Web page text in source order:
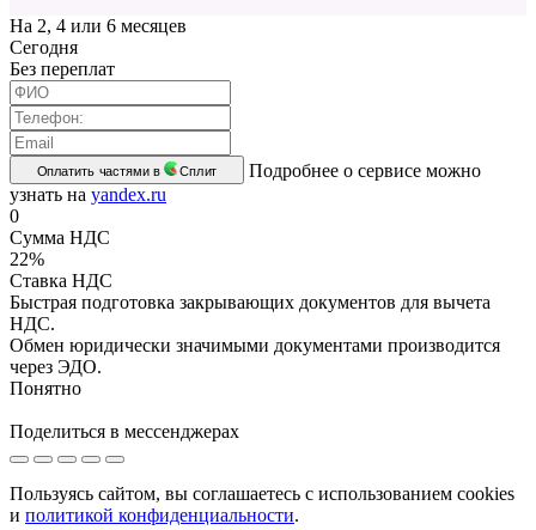
На 2, 4 или 6 месяцев
Cегодня
Без переплат
Оплатить частями в Сплит
Подробнее о сервисе можно
узнать на yandex.ru
0
Сумма НДС
22%
Ставка НДС
Быстрая подготовка закрывающих документов для вычета
НДС.
Обмен юридически значимыми документами производится
через ЭДО.
Понятно
Поделиться в мессенджерах
Пользуясь сайтом, вы соглашаетесь с использованием cookies
и политикой конфиденциальности.